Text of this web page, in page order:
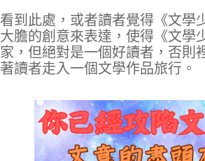
看到此處，或者讀者覺得《文學
大膽的創意來表達，使得《文學
家，但絕對是一個好讀者，否則
著讀者走入一個文學作品旅行。